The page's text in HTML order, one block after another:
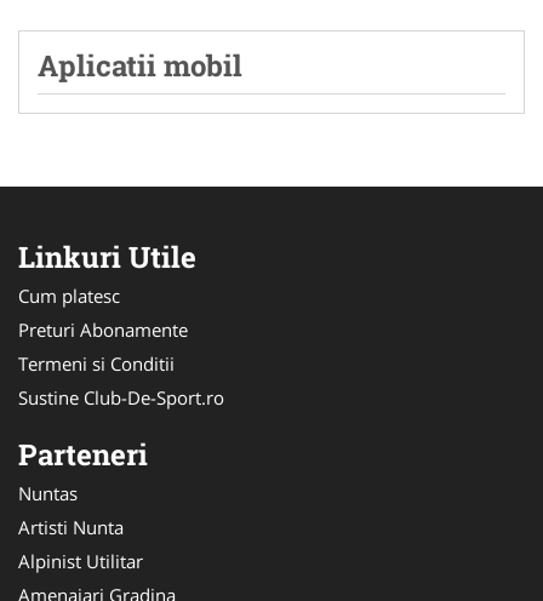
Aplicatii mobil
Linkuri Utile
Cum platesc
Preturi Abonamente
Termeni si Conditii
Sustine Club-De-Sport.ro
Parteneri
Nuntas
Artisti Nunta
Alpinist Utilitar
Amenajari Gradina